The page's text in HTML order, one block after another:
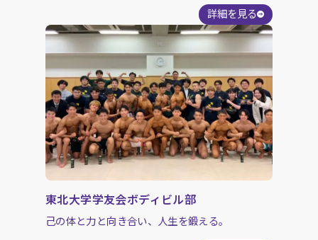
詳細を見る
東北大学学友会ボディビル部
己の体と力と向き合い、人生を鍛える。